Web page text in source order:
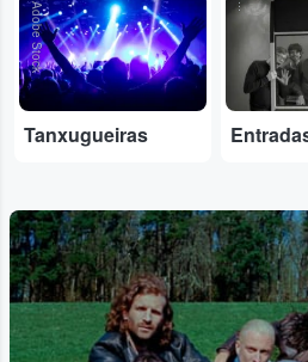
Adobe Stock
Tanxugueiras
...